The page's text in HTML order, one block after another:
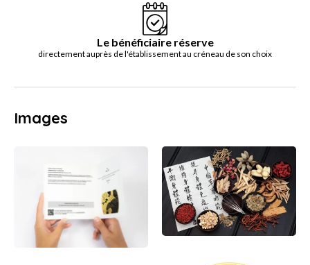
Le bénéficiaire réserve
directement auprès de l'établissement au créneau de son choix
Images